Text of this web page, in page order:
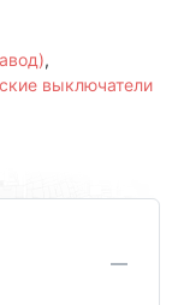
,
выключатели